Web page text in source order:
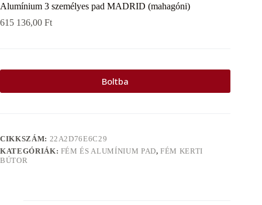
Alumínium 3 személyes pad MADRID (mahagóni)
615 136,00 Ft
Boltba
CIKKSZÁM: 22A2D76E6C29
KATEGÓRIÁK: FÉM ÉS ALUMÍNIUM PAD,FÉM KERTI
BÚTOR